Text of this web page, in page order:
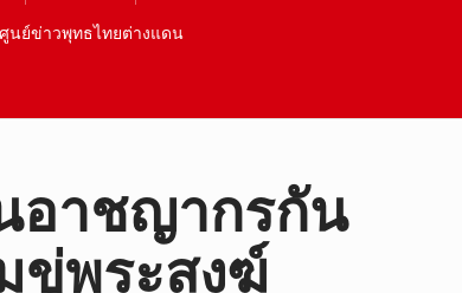
ศูนย์ข่าวพุทธไทยต่างแดน
อาชญากรกัน
ขู่พระสงฆ์